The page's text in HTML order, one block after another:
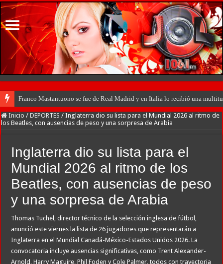
Franco Mastantuono se fue de Real Madrid y en Italia lo recibió una
Inicio / DEPORTES / Inglaterra dio su lista para el Mundial 2026 al ritmo de
los Beatles, con ausencias de peso y una sorpresa de Arabia
Inglaterra dio su lista para el
Mundial 2026 al ritmo de los
Beatles, con ausencias de peso
y una sorpresa de Arabia
Thomas Tuchel, director técnico de la selección inglesa de fútbol,
anunció este viernes la lista de 26 jugadores que representarán a
Inglaterra en el Mundial Canadá-México-Estados Unidos 2026. La
convocatoria incluye ausencias significativas, como Trent Alexander-
Arnold, Harry Maguire, Phil Foden y Cole Palmer, todos con trayectoria